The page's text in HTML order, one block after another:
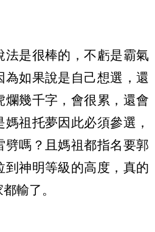
法是很棒的，不虧是霸氣
為如果說是自己想選，還
爛幾千字，會很累，還會
祖托夢因此必須參選，
劈嗎？且媽祖都指名要郭
到神明等級的高度，真的
輸了。